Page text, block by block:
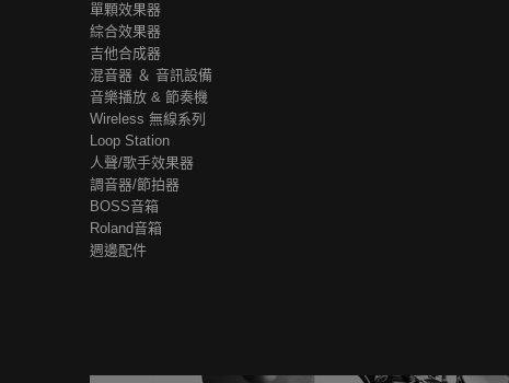
單顆效果器
綜合效果器
吉他合成器
混音器 ＆ 音訊設備
音樂播放 & 節奏機
Wireless 無線系列
Loop Station
人聲/歌手效果器
調音器/節拍器
BOSS音箱
Roland音箱
週邊配件